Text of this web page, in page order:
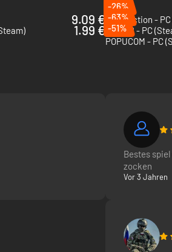
9.09 €
-26%
Split Fiction - PC
1.99 €
-63%
Biped 2 - PC
-51%
POPUCOM - PC
Bestes
zocken
Vor 3 Jahren